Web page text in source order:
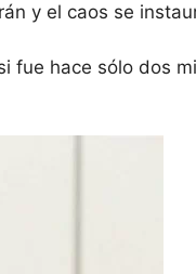
y el caos se
fue hace sólo dos